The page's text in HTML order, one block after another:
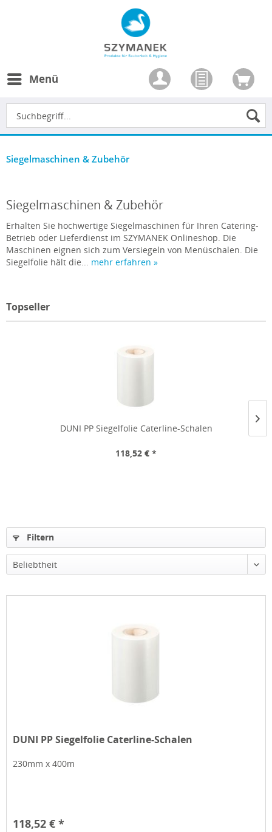
Menü
Siegelmaschinen & Zubehör
Siegelmaschinen & Zubehör
Erhalten Sie hochwertige Siegelmaschinen für Ihren Catering-
Betrieb oder Lieferdienst im SZYMANEK Onlineshop. Die
Maschinen eignen sich zum Versiegeln von Menüschalen. Die
Siegelfolie hält die... mehr erfahren »
Topseller
DUNI PP Siegelfolie Caterline-Schalen
118,52 € *
Filtern
Beliebtheit
DUNI PP Siegelfolie Caterline-Schalen
230mm x 400m
118,52 € *